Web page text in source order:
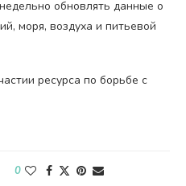
обновлять данные о
моря, воздуха и питьевой
ресурса по борьбе с
0